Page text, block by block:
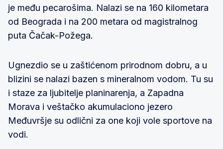
je među pecarošima. Nalazi se na 160 kilometara
od Beograda i na 200 metara od magistralnog
puta Čačak-Požega.
Ugnezdio se u zaštićenom prirodnom dobru, a u
blizini se nalazi bazen s mineralnom vodom. Tu su
i staze za ljubitelje planinarenja, a Zapadna
Morava i veštačko akumulaciono jezero
Međuvršje su odlični za one koji vole sportove na
vodi.